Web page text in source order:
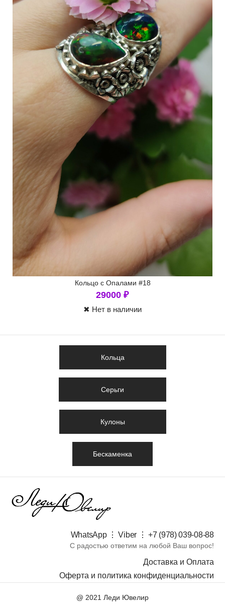
Кольцо с Опалами #18
29000 ₽
✖ Нет в наличии
Кольца
Серьги
Кулоны
Бескаменка
WhatsApp ⋮ Viber ⋮ +7 (978) 039-08-88​
С радостью ответим на любой Ваш вопрос!
Доставка и Оплата
Оферта и политика конфиденциальности
@ 2021 Леди Ювелир